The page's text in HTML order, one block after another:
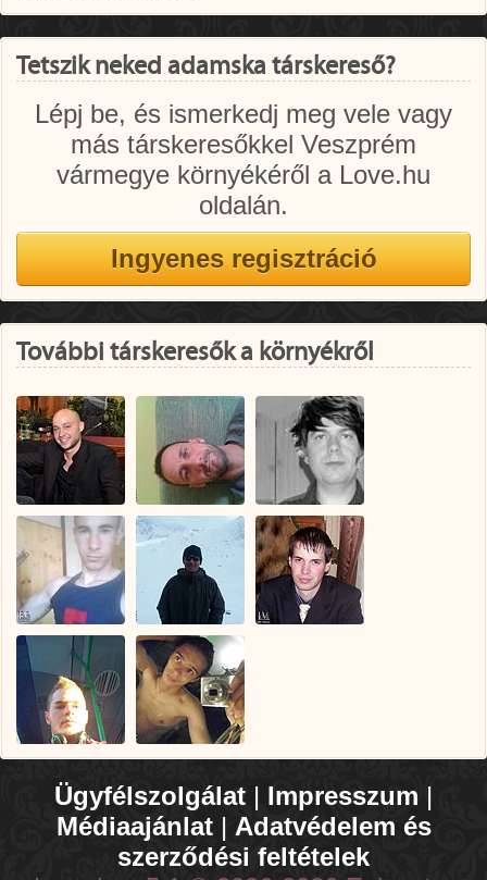
Tetszik neked adamska társkereső?
Lépj be, és ismerkedj meg vele vagy
más társkeresőkkel Veszprém
vármegye környékéről a Love.hu
oldalán.
További társkeresők a környékről
Ügyfélszolgálat | Impresszum |
Médiaajánlat| Adatvédelem és
szerződési feltételek